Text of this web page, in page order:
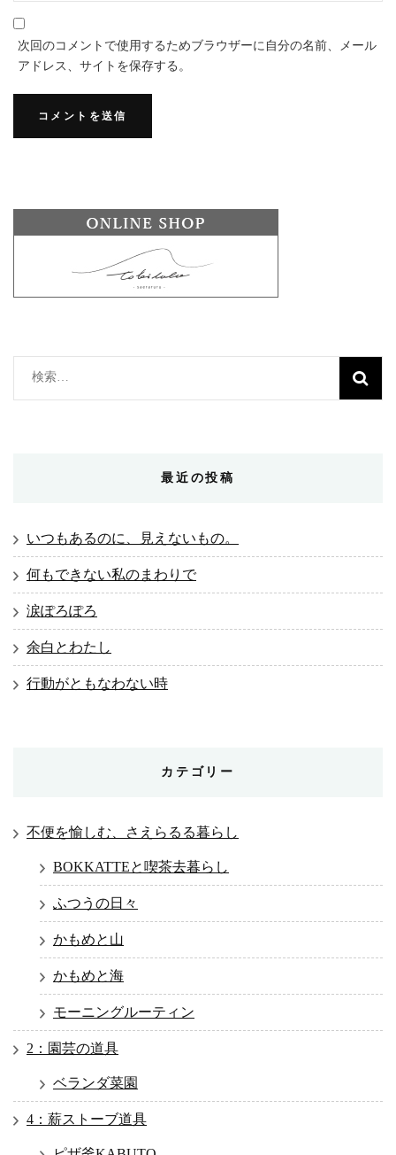
次回のコメントで使用するためブラウザーに自分の名前、メール
アドレス、サイトを保存する。
検
最近の投稿
いつもあるのに、見えないもの。
何もできない私のまわりで
涙ぽろぽろ
余白とわたし
行動がともなわない時
カテゴリー
不便を愉しむ、さえらるる暮らし
BOKKATTEと喫茶去暮らし
ふつうの日々
かもめと山
かもめと海
モーニングルーティン
2：園芸の道具
ベランダ菜園
4：薪ストーブ道具